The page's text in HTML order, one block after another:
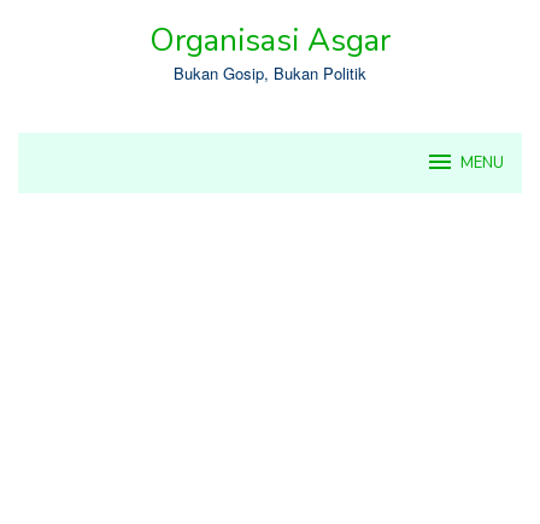
Organisasi Asgar
Bukan Gosip, Bukan Politik
MENU